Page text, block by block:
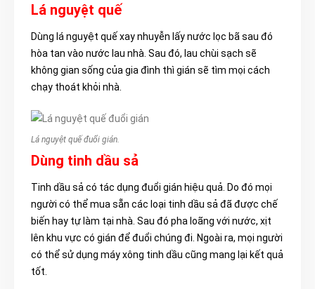
Lá nguyệt quế
Dùng lá nguyệt quế xay nhuyễn lấy nước lọc bã sau đó
hòa tan vào nước lau nhà. Sau đó, lau chùi sạch sẽ
không gian sống của gia đình thì gián sẽ tìm mọi cách
chạy thoát khỏi nhà.
Lá nguyệt quế đuổi gián.
Dùng tinh dầu sả
Tinh dầu sả có tác dụng đuổi gián hiệu quả. Do đó mọi
người có thể mua sẵn các loại tinh dầu sả đã được chế
biến hay tự làm tại nhà. Sau đó pha loãng với nước, xịt
lên khu vực có gián để đuổi chúng đi. Ngoài ra, mọi người
có thể sử dụng máy xông tinh dầu cũng mang lại kết quả
tốt.